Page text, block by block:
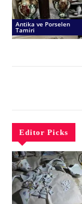
Antika ve Porselen
Tamiri
Editor Picks